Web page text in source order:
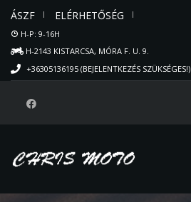
ÁSZF ELÉRHETŐSÉG
H-P: 9-16H
H-2143 KISTARCSA, MÓRA F. U. 9.
+36305136195 (BEJELENTKEZÉS SZÜKSÉGES!)